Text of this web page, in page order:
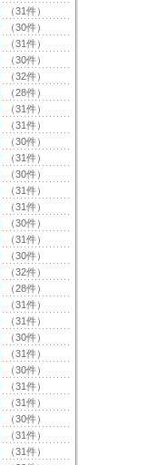
（31件）
（30件）
（31件）
（30件）
（32件）
（28件）
（31件）
（31件）
（30件）
（31件）
（30件）
（31件）
（31件）
（30件）
（31件）
（30件）
（32件）
（28件）
（31件）
（31件）
（30件）
（31件）
（30件）
（31件）
（31件）
（30件）
（31件）
（31件）